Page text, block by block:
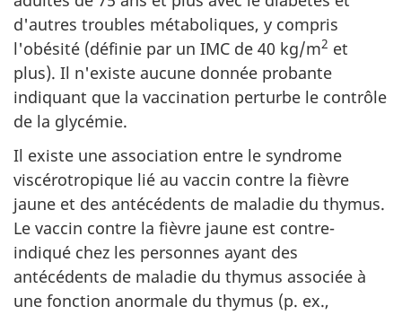
d'autres troubles métaboliques, y compris
l'obésité (définie par un IMC de 40 kg/m2 et
plus). Il n'existe aucune donnée probante
indiquant que la vaccination perturbe le contrôle
de la glycémie.
Il existe une association entre le syndrome
viscérotropique lié au vaccin contre la fièvre
jaune et des antécédents de maladie du thymus.
Le vaccin contre la fièvre jaune est contre-
indiqué chez les personnes ayant des
antécédents de maladie du thymus associée à
une fonction anormale du thymus (p. ex.,